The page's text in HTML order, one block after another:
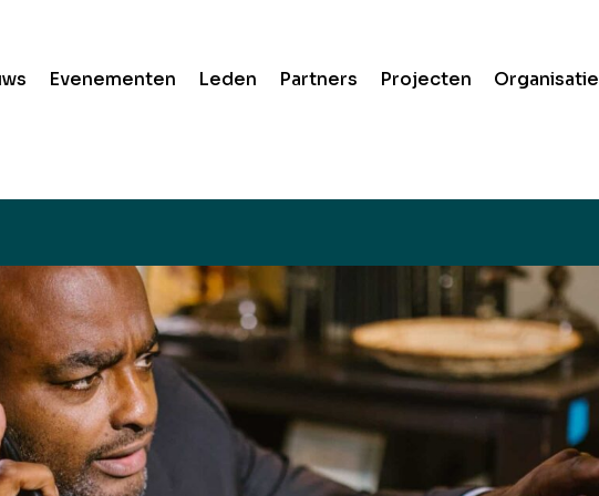
Evenementen Leden Partners Projecten Organisatie